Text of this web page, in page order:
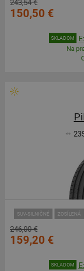
243,54 €
150,50 €
SKLADOM
Na
SUV-SILNIČNÉ ZOSÍLENÁ
246,00 €
159,20 €
SKLADOM